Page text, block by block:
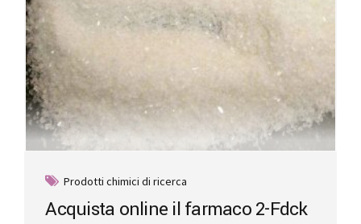
Prodotti chimici di ricerca
Acquista online il farmaco 2-Fdck